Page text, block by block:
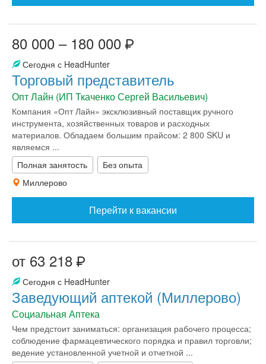
80 000 – 180 000
Сегодня с HeadHunter
Торговый представитель
Опт Лайн (ИП Ткаченко Сергей Васильевич)
Компания «Опт Лайн» эксклюзивный поставщик ручного
инструмента, хозяйственных товаров и расходных
материалов. Обладаем большим прайсом: 2 800 SKU и
являемся ...
Полная занятость
Без опыта
Миллерово
Перейти к вакансии
от 63 218
Сегодня с HeadHunter
Заведующий аптекой (Миллерово)
Социальная Аптека
Чем предстоит заниматься: организация рабочего процесса;
соблюдение фармацевтического порядка и правил торговли;
ведение установленной учетной и отчетной ...